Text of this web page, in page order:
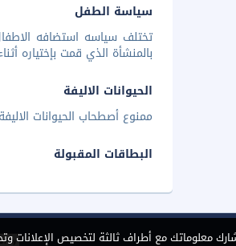
سياسة الطفل
تختلف سياسه استضافه
بالمنشأة الذي قمت بإختياره
الحيوانات الاليفة
ممنوع أصطحاب الحيوانات الاليفة
البطاقات المقبولة
معلوماتك مع أطراف ثالثة لتخصيص الإعلانات